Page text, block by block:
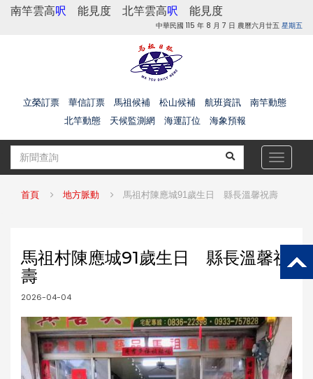
南竿雲高呎 能見度 北竿雲高呎 能見度
中華民國 115 年 8 月 7 日 農曆六月廿五 星期五
立榮訂票 華信訂票 馬祖候補 松山候補 航班資訊
南竿動態
北竿動態
天候監測網 海運訂位 海象預報
Toggle
首頁 地方脈動 馬祖村陳應城91歲生日 縣長溫馨祝壽
馬祖村陳應城91歲生日 縣長溫馨祝
壽
2026-04-04